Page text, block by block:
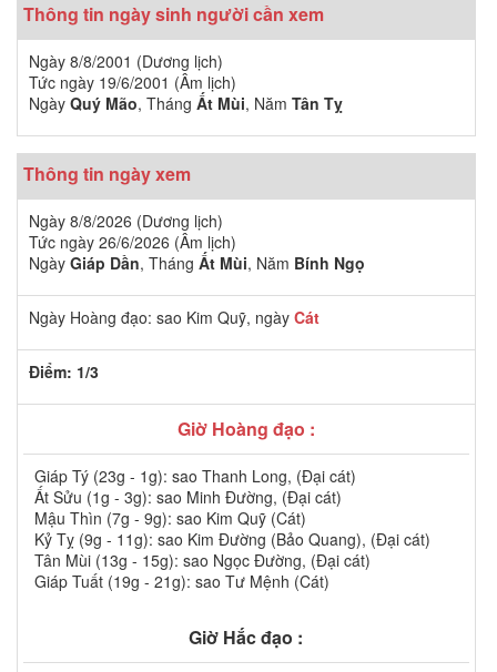
Thông tin ngày sinh người cần xem
Ngày 8/8/2001 (Dương lịch)
Tức ngày 19/6/2001 (Âm lịch)
Ngày Quý Mão, Tháng Ất Mùi, Năm Tân Tỵ
Thông tin ngày xem
Ngày 8/8/2026 (Dương lịch)
Tức ngày 26/6/2026 (Âm lịch)
Ngày Giáp Dần, Tháng Ất Mùi, Năm Bính Ngọ
Ngày Hoàng đạo: sao Kim Quỹ, ngày Cát
Điểm: 1/3
Giờ Hoàng đạo :
Giáp Tý (23g - 1g): sao Thanh Long, (Đại cát)
Ất Sửu (1g - 3g): sao Minh Đường, (Đại cát)
Mậu Thìn (7g - 9g): sao Kim Quỹ (Cát)
Kỷ Tỵ (9g - 11g): sao Kim Đường (Bảo Quang), (Đại cát)
Tân Mùi (13g - 15g): sao Ngọc Đường, (Đại cát)
Giáp Tuất (19g - 21g): sao Tư Mệnh (Cát)
Giờ Hắc đạo :